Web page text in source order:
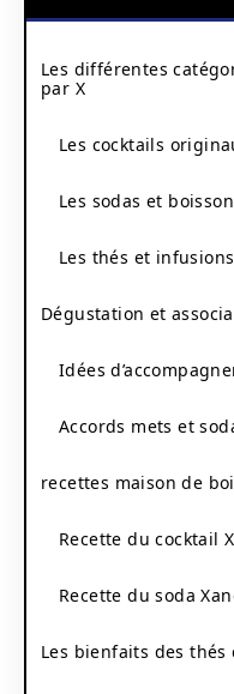
Les différentes
par X
Les cocktails
Les sodas et
Les thés et infusions
Dégustation et
Idées
Accords mets et
recettes maison de
Recette du cocktail
Recette du soda
Les bienfaits des thés